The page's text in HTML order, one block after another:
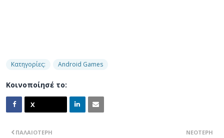
Κατηγορίες: Android Games
Κοινοποίησέ το:
ΝΕΌΤΕΡΗ
ΠΑΛΑΙΌΤΕΡΗ